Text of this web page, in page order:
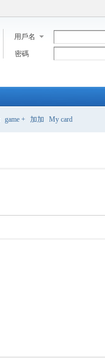
用戶名
密碼
game + 加加 My card